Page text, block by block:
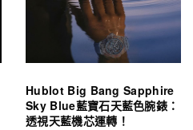
Hublot Big Bang Sapphire
Sky Blue藍寶石天藍色腕錶：
透視天藍機芯運轉！